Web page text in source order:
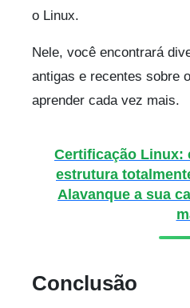
o Linux.
Nele, você encontrará
antigas e recentes sobre
aprender cada vez mais.
Certificação Linux:
estrutura
Alavanque a sua
Conclusão